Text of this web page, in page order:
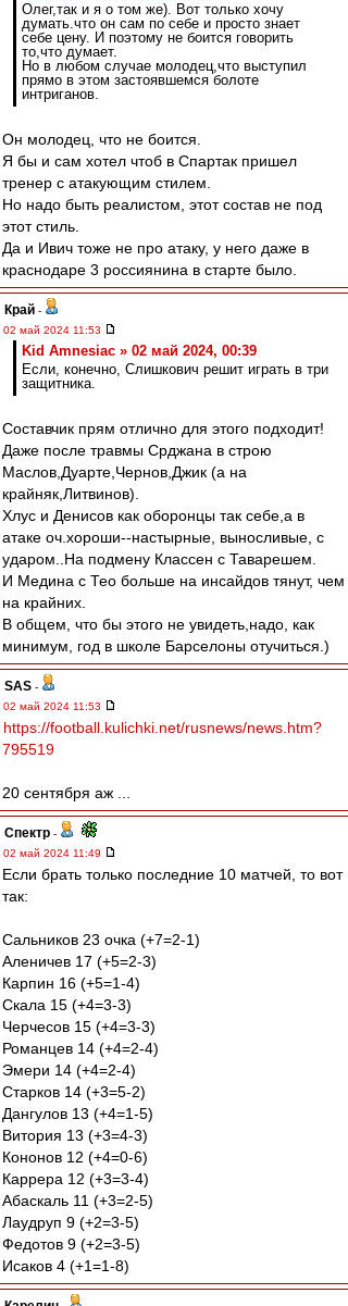
Олег,так и я о том же). Вот только хочу
думать.что он сам по себе и просто знает
себе цену. И поэтому не боится говорить
то,что думает.
Но в любом случае молодец,что выступил
прямо в этом застоявшемся болоте
интриганов.
Он молодец, что не боится.
Я бы и сам хотел чтоб в Спартак пришел
тренер с атакующим стилем.
Но надо быть реалистом, этот состав не под
этот стиль.
Да и Ивич тоже не про атаку, у него даже в
краснодаре 3 россиянина в старте было.
Край -
02 май 2024 11:53
Kid Amnesiac » 02 май 2024, 00:39
Если, конечно, Слишкович решит играть в три
защитника.
Составчик прям отлично для этого подходит!
Даже после травмы Срджана в строю
Маслов,Дуарте,Чернов,Джик (а на
крайняк,Литвинов).
Хлус и Денисов как оборонцы так себе,а в
атаке оч.хороши--настырные, выносливые, с
ударом..На подмену Классен с Таварешем.
И Медина с Тео больше на инсайдов тянут, чем
на крайних.
В общем, что бы этого не увидеть,надо, как
минимум, год в школе Барселоны отучиться.)
SAS -
02 май 2024 11:53
https://football.kulichki.net/rusnews/news.htm?
795519
20 сентября аж ...
Спектр -
02 май 2024 11:49
Если брать только последние 10 матчей, то вот
так:
Сальников 23 очка (+7=2-1)
Аленичев 17 (+5=2-3)
Карпин 16 (+5=1-4)
Скала 15 (+4=3-3)
Черчесов 15 (+4=3-3)
Романцев 14 (+4=2-4)
Эмери 14 (+4=2-4)
Старков 14 (+3=5-2)
Дангулов 13 (+4=1-5)
Витория 13 (+3=4-3)
Кононов 12 (+4=0-6)
Каррера 12 (+3=3-4)
Абаскаль 11 (+3=2-5)
Лаудруп 9 (+2=3-5)
Федотов 9 (+2=3-5)
Исаков 4 (+1=1-8)